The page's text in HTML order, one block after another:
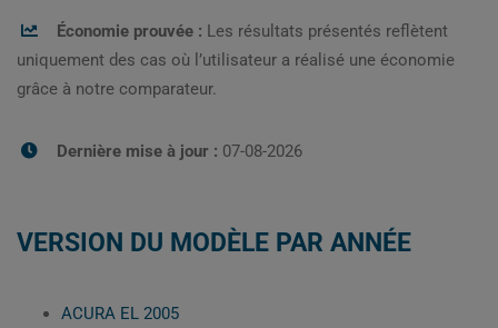
Économie prouvée : Les résultats présentés reflètent
uniquement des cas où l’utilisateur a réalisé une économie
grâce à notre comparateur.
Dernière mise à jour : 07-08-2026
VERSION DU MODÈLE PAR ANNÉE
ACURA EL 2005